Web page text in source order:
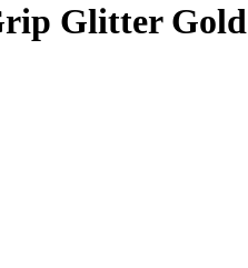
Glitter Gold